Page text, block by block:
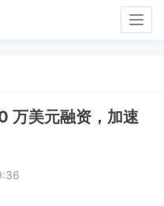
万美元融资，加速